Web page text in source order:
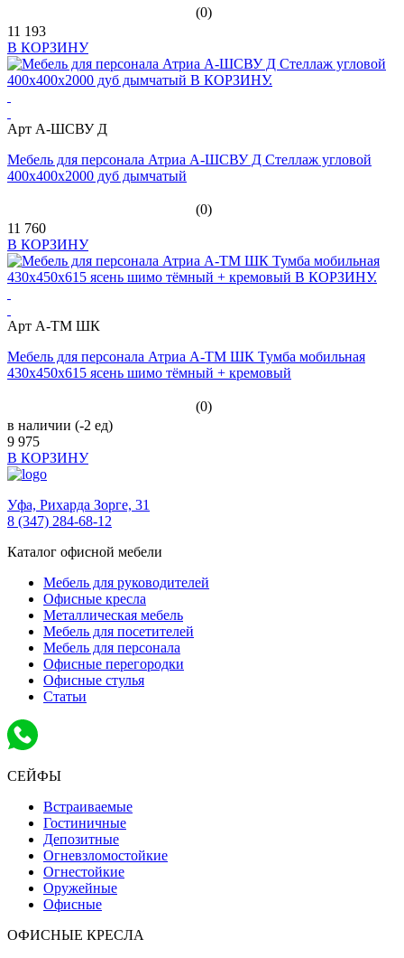
(0)
11 193
В КОРЗИНУ
Арт А-ШСВУ Д
Мебель для персонала Атриа А-ШСВУ Д Стеллаж угловой
400х400х2000 дуб дымчатый
(0)
11 760
В КОРЗИНУ
Арт А-ТМ ШК
Мебель для персонала Атриа А-ТМ ШК Тумба мобильная
430х450х615 ясень шимо тёмный + кремовый
(0)
в наличии (-2 ед)
9 975
В КОРЗИНУ
Уфа, Рихарда Зорге, 31
8 (347) 284-68-12
Каталог офисной мебели
Мебель для руководителей
Офисные кресла
Металлическая мебель
Мебель для посетителей
Мебель для персонала
Офисные перегородки
Офисные стулья
Статьи
СЕЙФЫ
Встраиваемые
Гостиничные
Депозитные
Огневзломостойкие
Огнестойкие
Оружейные
Офисные
ОФИСНЫЕ КРЕСЛА